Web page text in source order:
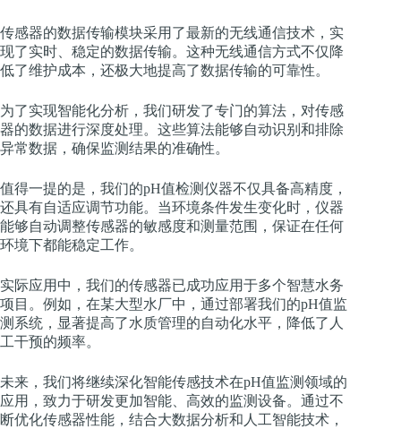
传感器的数据传输模块采用了最新的无线通信技术，实
现了实时、稳定的数据传输。这种无线通信方式不仅降
低了维护成本，还极大地提高了数据传输的可靠性。
为了实现智能化分析，我们研发了专门的算法，对传感
器的数据进行深度处理。这些算法能够自动识别和排除
异常数据，确保监测结果的准确性。
值得一提的是，我们的pH值检测仪器不仅具备高精度，
还具有自适应调节功能。当环境条件发生变化时，仪器
能够自动调整传感器的敏感度和测量范围，保证在任何
环境下都能稳定工作。
实际应用中，我们的传感器已成功应用于多个智慧水务
项目。例如，在某大型水厂中，通过部署我们的pH值监
测系统，显著提高了水质管理的自动化水平，降低了人
工干预的频率。
未来，我们将继续深化智能传感技术在pH值监测领域的
应用，致力于研发更加智能、高效的监测设备。通过不
断优化传感器性能，结合大数据分析和人工智能技术，